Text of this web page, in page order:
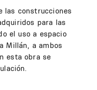
las construcciones
para las
el uso a espacio
Millán, a ambos
esta obra se